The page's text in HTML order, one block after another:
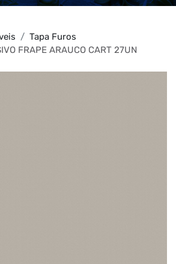
Tapa Furos
FRAPE ARAUCO CART 27UN